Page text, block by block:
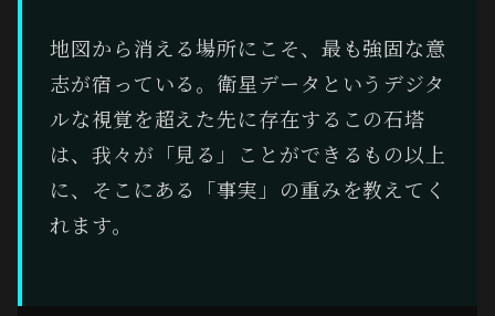
地図から消える場所にこそ、最も強固な意
志が宿っている。衛星データというデジタ
ルな視覚を超えた先に存在するこの石塔
は、我々が「見る」ことができるもの以上
に、そこにある「事実」の重みを教えてく
れます。